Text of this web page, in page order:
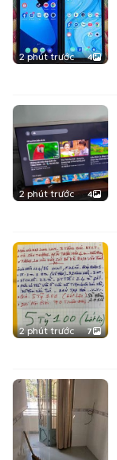
2 phút trước 4
2 phút trước 4
2 phút trước 7